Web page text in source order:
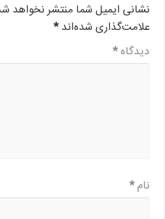
نشانی ایمیل شما منتشر نخواهد
علامت‌گذاری شده‌اند*
دیدگاه*
نام*